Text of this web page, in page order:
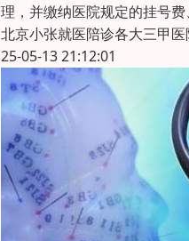
理，并缴纳医院规定的挂号
北京小张就医陪诊各大三甲
25-05-13 21:12:01